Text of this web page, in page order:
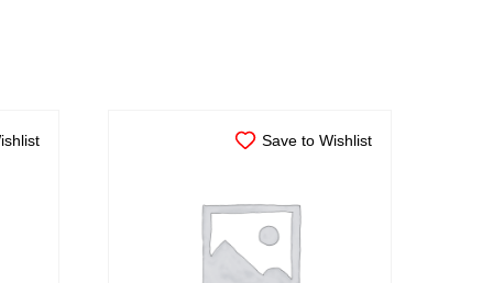
Save to Wishlist